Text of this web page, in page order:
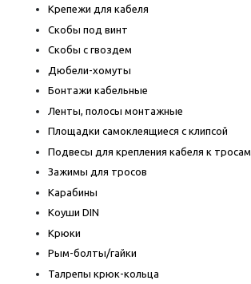
Крепежи для кабеля
Скобы под винт
Скобы с гвоздем
Дюбели-хомуты
Бонтажи кабельные
Ленты, полосы монтажные
Площадки самоклеящиеся с клипсой
Подвесы для крепления кабеля к тросам
Зажимы для тросов
Карабины
Коуши DIN
Крюки
Рым-болты/гайки
Талрепы крюк-кольца